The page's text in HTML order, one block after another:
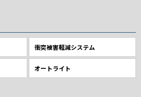
衝突被害軽減システム
オートライト